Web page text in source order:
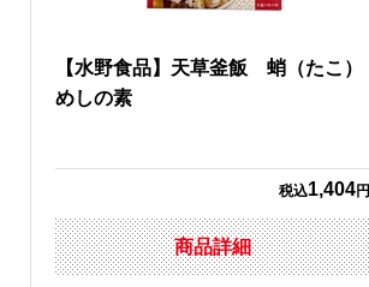
【水野食品】天草釜飯 蛸（たこ）
めしの素
税込1,404円
商品詳細